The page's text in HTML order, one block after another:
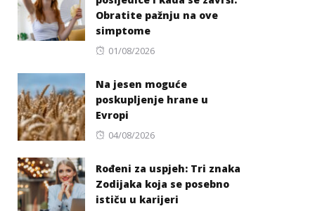
Obratite pažnju na ove
simptome
Posted
01/08/2026
Na jesen moguće
poskupljenje hrane u
Evropi
Posted
04/08/2026
Rođeni za uspjeh: Tri znaka
Zodijaka koja se posebno
ističu u karijeri